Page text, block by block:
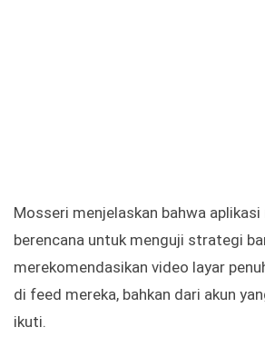
Mosseri menjelaskan bahwa
berencana untuk menguji strategi
merekomendasikan video layar
di feed mereka, bahkan dari akun
ikuti.